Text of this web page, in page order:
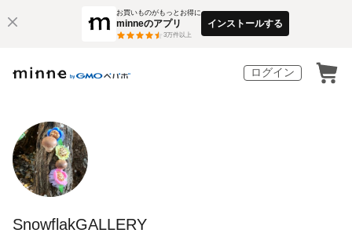
お買いものがもっとお得に
minneのアプリ
3万件以上
インストールする
ログイン
SnowflakGALLERY